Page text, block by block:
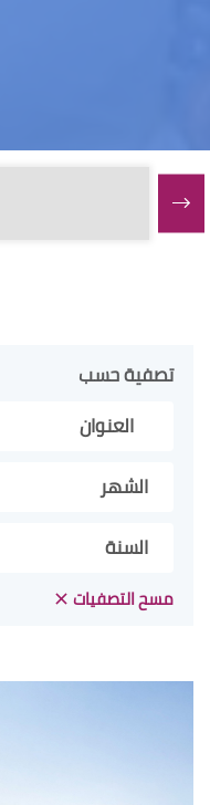
تصفية حسب
الشهر
السنة
مسح التصفيات